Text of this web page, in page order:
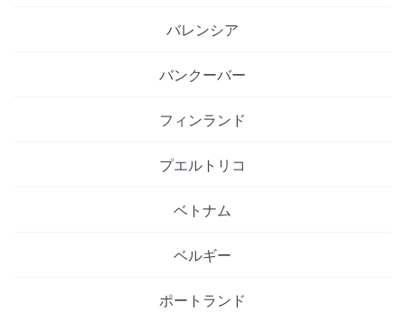
バレンシア
バンクーバー
フィンランド
プエルトリコ
ベトナム
ベルギー
ポートランド